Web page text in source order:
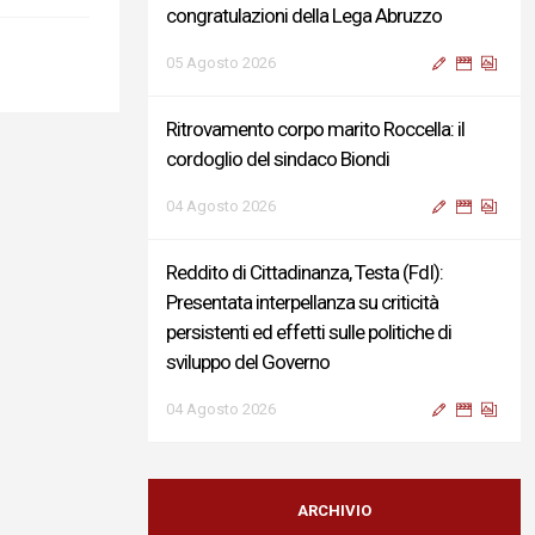
congratulazioni della Lega Abruzzo
05 Agosto 2026
Ritrovamento corpo marito Roccella: il
cordoglio del sindaco Biondi
04 Agosto 2026
Reddito di Cittadinanza, Testa (FdI):
Presentata interpellanza su criticità
persistenti ed effetti sulle politiche di
sviluppo del Governo
04 Agosto 2026
Sigismondi, Liris e Testa: “Profondo
cordoglio e vicinanza al Ministro Roccella e
ARCHIVIO